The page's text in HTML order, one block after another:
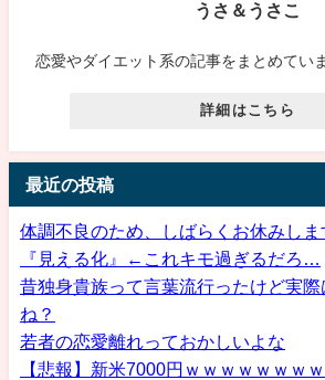
うさ＆うさこ
恋愛やダイエット系の記事をまとめてい
詳細はこちら
最近の投稿
体調不良のため、しばらくお休みしま
『見える化』←これキモ過ぎるだろ…
昔独身貴族って言葉流行ったけど実際
ね？
若者の恋愛離れっておかしいよな
【悲報】新米7000円ｗｗｗｗｗｗｗ